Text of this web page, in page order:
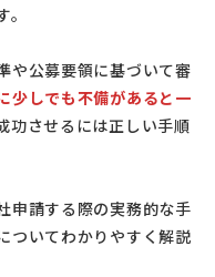
や公募要領に基づいて審
少しでも不備があると一
功させるには正しい手順
申請する際の実務的な手
ついてわかりやすく解説